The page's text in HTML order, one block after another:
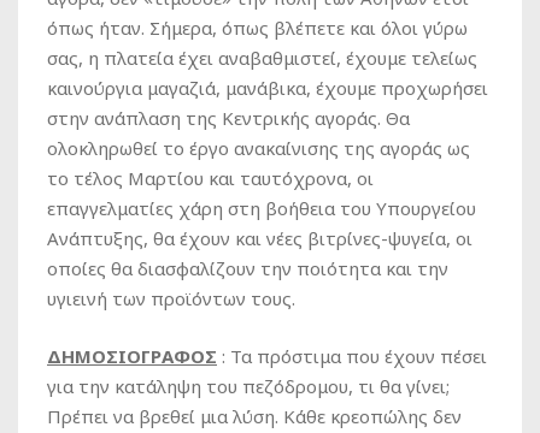
όπως ήταν. Σήμερα, όπως βλέπετε και όλοι γύρω
σας, η πλατεία έχει αναβαθμιστεί, έχουμε τελείως
καινούργια μαγαζιά, μανάβικα, έχουμε προχωρήσει
στην ανάπλαση της Κεντρικής αγοράς. Θα
ολοκληρωθεί το έργο ανακαίνισης της αγοράς ως
το τέλος Μαρτίου και ταυτόχρονα, οι
επαγγελματίες χάρη στη βοήθεια του Υπουργείου
Ανάπτυξης, θα έχουν και νέες βιτρίνες-ψυγεία, οι
οποίες θα διασφαλίζουν την ποιότητα και την
υγιεινή των προϊόντων τους.
ΔΗΜΟΣΙΟΓΡΑΦΟΣ : Τα πρόστιμα που έχουν πέσει
για την κατάληψη του πεζόδρομου, τι θα γίνει;
Πρέπει να βρεθεί μια λύση. Κάθε κρεοπώλης δεν